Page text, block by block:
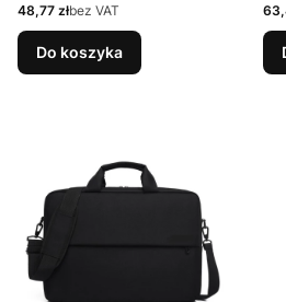
Cena
48,77 złbez VAT
Do koszyka